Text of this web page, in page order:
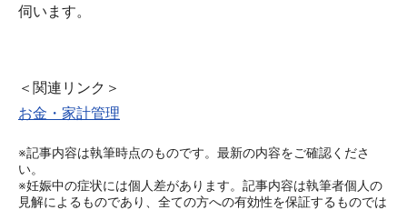
伺います。
＜関連リンク＞
お金・家計管理
※記事内容は執筆時点のものです。最新の内容をご確認くださ
い。
※妊娠中の症状には個人差があります。記事内容は執筆者個人の
見解によるものであり、全ての方への有効性を保証するものでは